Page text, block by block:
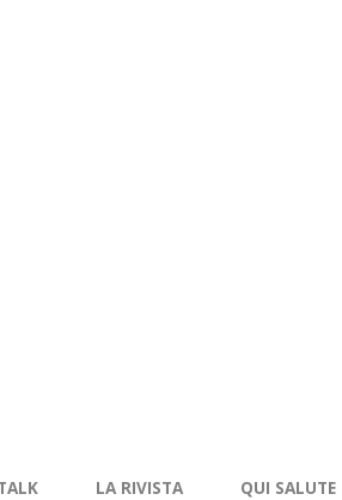
LA RIVISTA QUI SALUTE